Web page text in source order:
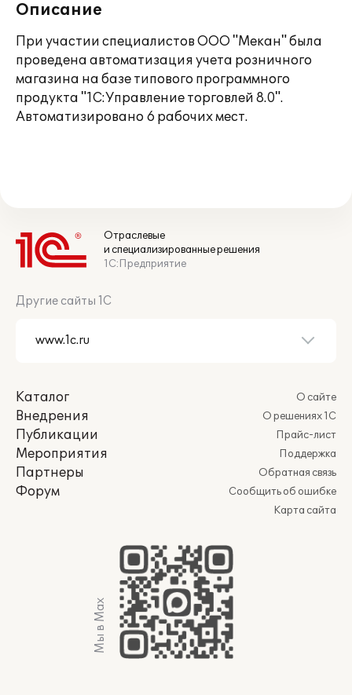
Описание
При участии специалистов ООО "Мекан" была
проведена автоматизация учета розничного
магазина на базе типового программного
продукта "1С:Управление торговлей 8.0".
Автоматизировано 6 рабочих мест.
Отраслевые
и специализированные решения
1С:Предприятие
Другие сайты 1С
Каталог
Внедрения
Публикации
Мероприятия
Партнеры
Форум
О сайте
О решениях 1С
Прайс-лист
Поддержка
Обратная связь
Сообщить об ошибке
Карта сайта
Мы в Max